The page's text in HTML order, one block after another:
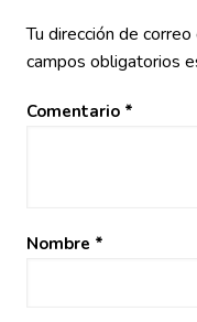
Tu dirección de
campos obligatorios
Comentario *
Nombre *